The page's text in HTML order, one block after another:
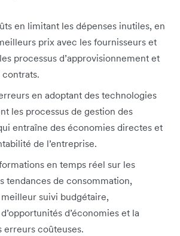
en limitant les dépenses inutiles, en
prix avec les fournisseurs et
processus d’approvisionnement et
en adoptant des technologies
les processus de gestion des
entraîne des économies directes et
de l’entreprise.
en temps réel sur les
tendances de consommation,
suivi budgétaire,
d’économies et la
erreurs coûteuses.